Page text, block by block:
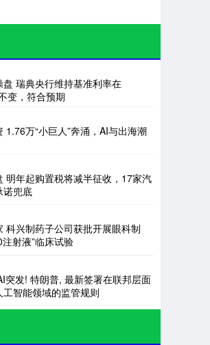
盘 瑞典央行维持基准利率在
变，符合预期
1.76万“小巨人”奔涌，AI与出海潮
明年起购置税将减半征收，17家汽
诺兜底
科兴制药子公司获批开展眼科制
注射液”临床试验
突发! 特朗普, 最新签署在联邦层面
工智能领域的监管规则